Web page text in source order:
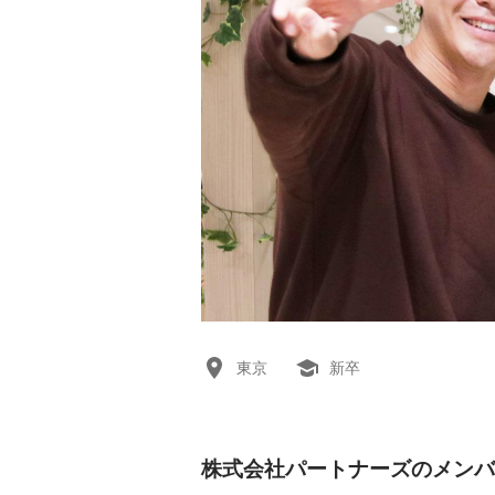
東京 新卒
株式会社パートナーズのメン